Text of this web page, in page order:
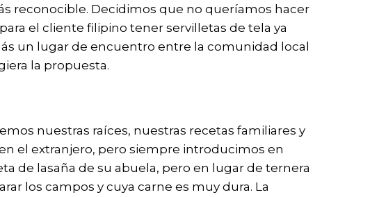
reconocible. Decidimos que no queríamos hacer
el cliente filipino tener servilletas de tela ya
un lugar de encuentro entre la comunidad local
la propuesta.
nuestras raíces, nuestras recetas familiares y
el extranjero, pero siempre introducimos en
de lasaña de su abuela, pero en lugar de ternera
los campos y cuya carne es muy dura. La